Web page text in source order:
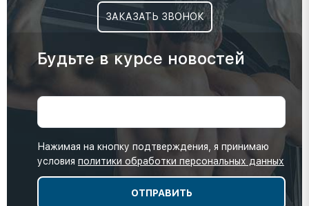
ЗАКАЗАТЬ ЗВОНОК
Будьте в курсе новостей
Нажимая на кнопку подтверждения, я принимаю
условия политики обработки персональных данных